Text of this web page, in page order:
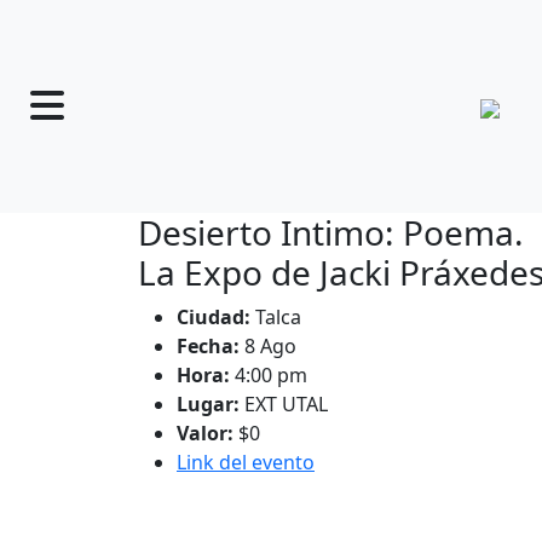
Desierto Intimo: Poema.
La Expo de Jacki
Ciudad: Talca
Fecha: 8 Ago
Hora: 4:00 pm
Lugar: EXT UTAL
Valor: $0
Link del evento